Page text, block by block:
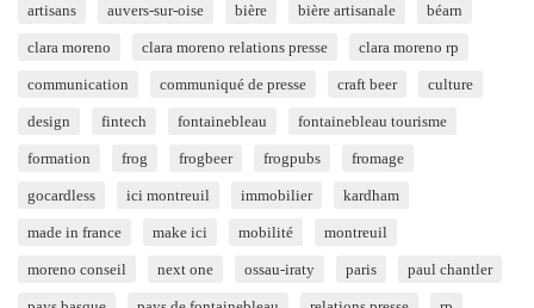
artisans auvers-sur-oise bière bière artisanale béarn
clara moreno clara moreno relations presse clara moreno rp
communication communiqué de presse craft beer culture
design fintech fontainebleau fontainebleau tourisme
formation frog frogbeer frogpubs fromage
gocardless ici montreuil immobilier kardham
made in france make ici mobilité montreuil
moreno conseil next one ossau-iraty paris paul chantler